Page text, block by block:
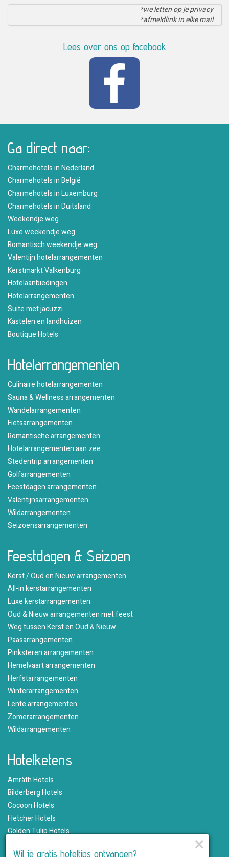
*we letten op je privacy
*afmeldlink in elke mail
Lees over ons op facebook
Ga direct naar:
Charmehotels in Nederland
Charmehotels in België
Charmehotels in Luxemburg
Charmehotels in Duitsland
Weekendje weg
Luxe weekendje weg
Romantisch weekendje weg
Valentijn hotelarrangementen
Kerstmarkt Valkenburg
Hotelaanbiedingen
Hotelarrangementen
Suite met jacuzzi
Kastelen en landhuizen
Boutique Hotels
Hotelarrangementen
Culinaire hotelarrangementen
Sauna & Wellness arrangementen
Wandelarrangementen
Fietsarrangementen
Romantische arrangementen
Hotelarrangementen aan zee
Stedentrip arrangementen
Golfarrangementen
Feestdagen arrangementen
Valentijnsarrangementen
Wildarrangementen
Seizoensarrangementen
Feestdagen & Seizoen
Kerst / Oud en Nieuw arrangementen
All-in kerstarrangementen
Luxe kerstarrangementen
Oud & Nieuw arrangementen met feest
Weg tussen Kerst en Oud & Nieuw
Paasarrangementen
Pinksteren arrangementen
Hemelvaart arrangementen
Herfstarrangementen
Winterarrangementen
Lente arrangementen
Zomerarrangementen
Wildarrangementen
Hotelketens
Amrâth Hotels
Bilderberg Hotels
Cocoon Hotels
Fletcher Hotels
Golden Tulip Hotels
×
Wil je gratis hoteltips ontvangen?